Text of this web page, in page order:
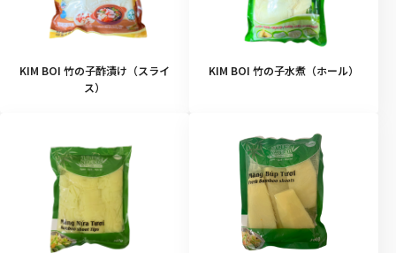
KIM BOI 竹の子酢漬け（スライ
ス）
KIM BOI 竹の子水煮（ホール）